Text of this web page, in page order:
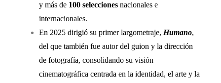
y más de 100 selecciones nacionales e
internacionales.
En 2025 dirigió su primer largometraje, Humano,
del que también fue autor del guion y la dirección
de fotografía, consolidando su visión
cinematográfica centrada en la identidad, el arte y la